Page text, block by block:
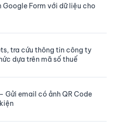
Google Form với dữ liệu cho
tra cứu thông tin công ty
dựa trên mã số thuế
Gửi email có ảnh QR Code